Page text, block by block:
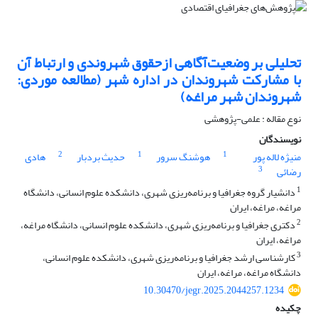
تحلیلی بر وضعیت‌آگاهی ازحقوق شهروندی و ارتباط آن
با مشارکت شهروندان در اداره شهر (مطالعه موردی:
شهروندان شهر مراغه)
نوع مقاله : علمی-پژوهشی
نویسندگان
منیژه لاله پور
1 هوشنگ سرور 1 حدیث بردبار 2 هادی
رضائی
3
1 دانشیار گروه جغرافیا و برنامه‌ریزی شهری، دانشکده علوم انسانی، دانشگاه
مراغه، مراغه، ایران
2دکتری جغرافیا و برنامه‌ریزی شهری، دانشکده علوم انسانی، دانشگاه مراغه،
مراغه، ایران
3کارشناسی ارشد جغرافیا و برنامه‌ریزی شهری، دانشکده علوم انسانی،
دانشگاه مراغه، مراغه، ایران
10.30470/jegr.2025.2044257.1234
چکیده